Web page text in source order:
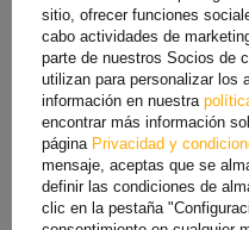
VE
sitio, ofrecer funciones
cabo actividades de
parte de nuestros Socios de
utilizan para personalizar los
información en nuestra
encontrar más información
página Privacidad y
mensaje, aceptas que se
definir las condiciones de
clic en la pestaña